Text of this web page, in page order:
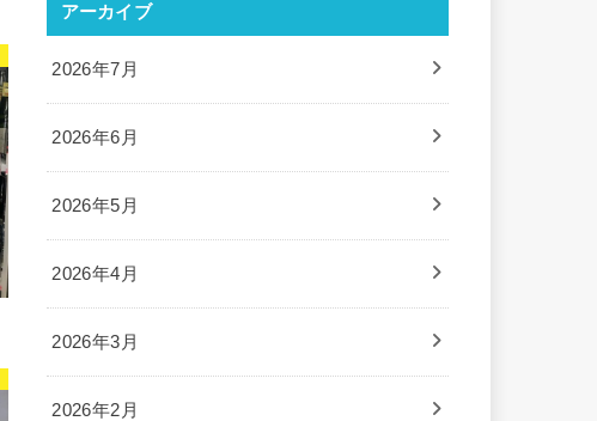
アーカイブ
2026年7月
2026年6月
2026年5月
2026年4月
2026年3月
2026年2月